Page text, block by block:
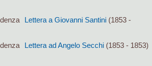
Lettera a Giovanni Santini (1853 -
Lettera ad Angelo Secchi (1853 - 1853)